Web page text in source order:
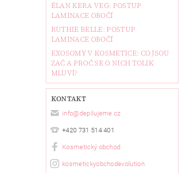
ÉLAN KERA VEG: POSTUP
LAMINACE OBOČÍ
RUTHIE BELLE: POSTUP
LAMINACE OBOČÍ
EXOSOMY V KOSMETICE: CO JSOU
ZAČ A PROČ SE O NICH TOLIK
MLUVÍ?
KONTAKT
info@depilujeme.cz
+420 731 514 401
Kosmetický obchod
kosmetickyobchodevolution